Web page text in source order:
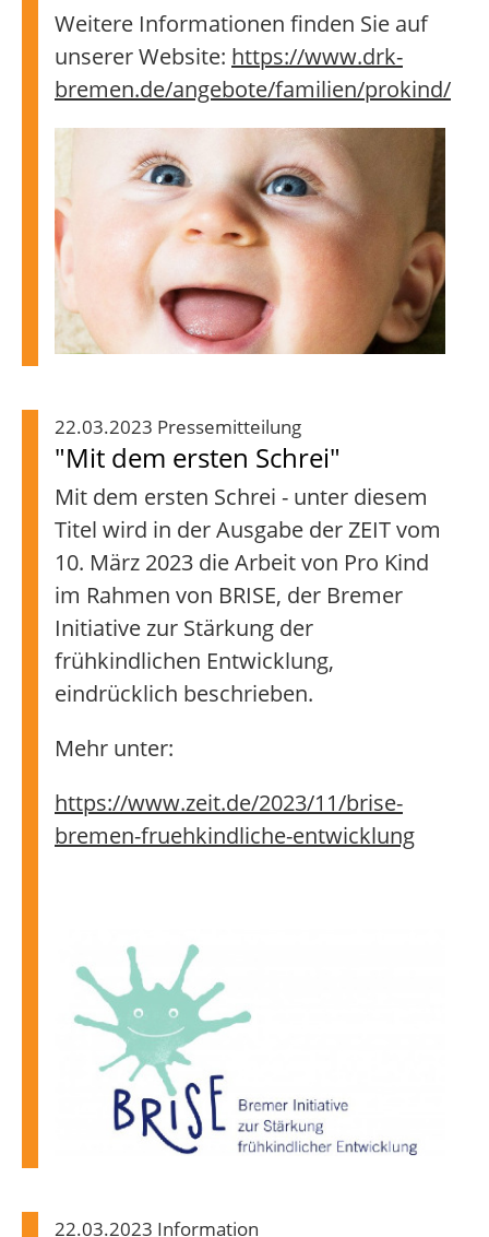
Weitere Informationen finden Sie auf
unserer Website: https://www.drk-
bremen.de/angebote/familien/prokind/
22.03.2023 Pressemitteilung
"Mit dem ersten Schrei"
Mit dem ersten Schrei - unter diesem
Titel wird in der Ausgabe der ZEIT vom
10. März 2023 die Arbeit von Pro Kind
im Rahmen von BRISE, der Bremer
Initiative zur Stärkung der
frühkindlichen Entwicklung,
eindrücklich beschrieben.
Mehr unter:
https://www.zeit.de/2023/11/brise-
bremen-fruehkindliche-entwicklung
22.03.2023 Information